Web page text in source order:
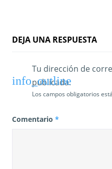
a
DEJA UNA RESPUESTA
Tu dirección de
publicada.
Los campos obligatorios
Comentario *